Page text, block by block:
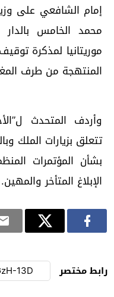
إمام الشافعي على
محمد الخامس بالدار
موريتانيا لمذكرة
المنتهجة من طرف
وأردف المتحدث
تتعلق بزيارات الملك
بشأن المؤتمرات
الإبلاغ المتأخر والمهين.
رابط مختصر